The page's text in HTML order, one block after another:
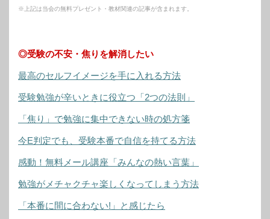
※上記は当会の無料プレゼント・教材関連の記事が含まれます。
◎受験の不安・焦りを解消したい
最高のセルフイメージを手に入れる方法
受験勉強が辛いときに役立つ「2つの法則」
「焦り」で勉強に集中できない時の処方箋
今E判定でも、受験本番で自信を持てる方法
感動！無料メール講座「みんなの熱い言葉」
勉強がメチャクチャ楽しくなってしまう方法
「本番に間に合わない!」と感じたら